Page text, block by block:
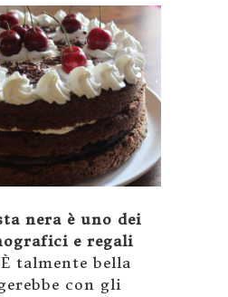
nera è uno dei
e regali
talmente bella
con gli